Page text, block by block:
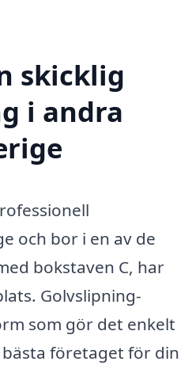
skicklig
i andra
och bor i en av de
bokstaven C, har
Golvslipning-
som gör det enkelt
företaget för din